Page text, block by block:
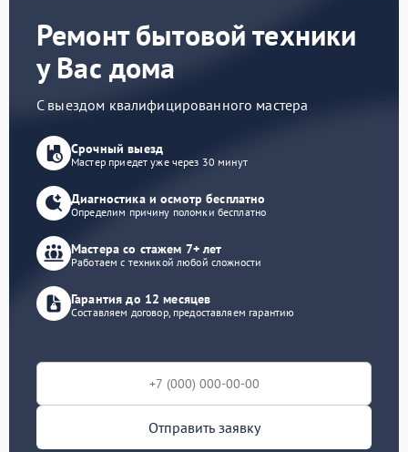
Ремонт бытовой техники
у Вас дома
С выездом квалифицированного мастера
Срочный выезд
Мастер приедет уже через 30 минут
Диагностика и осмотр бесплатно
Определим причину поломки бесплатно
Мастера со стажем 7+ лет
Работаем с техникой любой сложности
Гарантия до 12 месяцев
Составляем договор, предоставляем гарантию
Отправить заявку